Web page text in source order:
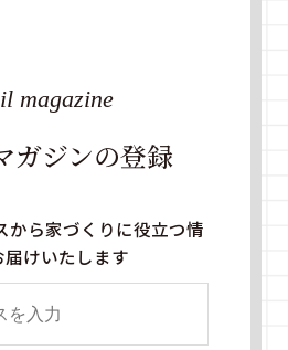
ガジンの登録
magazine
から家づくりに役立つ情
届けいたします